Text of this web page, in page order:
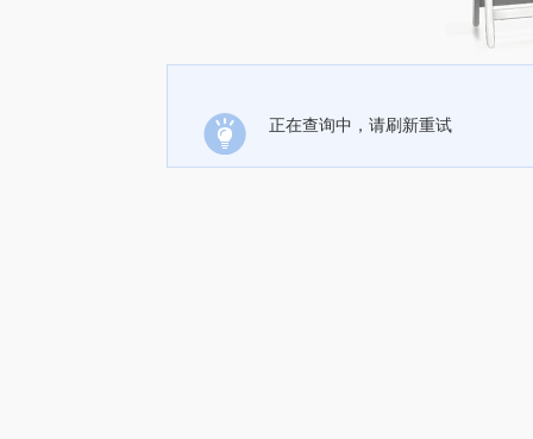
正在查询中，请刷新重试